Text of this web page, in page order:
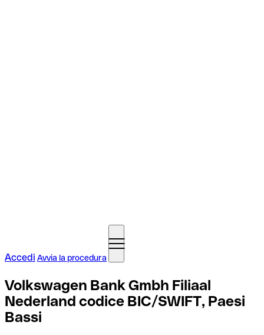
Accedi Avvia la procedura
Volkswagen Bank Gmbh Filiaal
Nederland codice BIC/SWIFT, Paesi
Bassi